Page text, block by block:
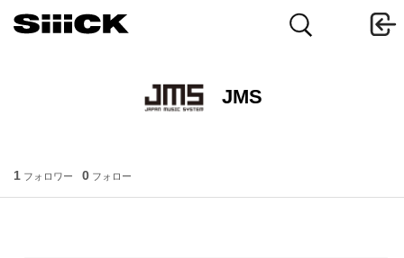
JMS
1 フォロワー 0 フォロー